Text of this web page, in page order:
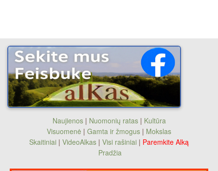
Naujienos| Nuomonių ratas| Kultūra
Visuomenė | Gamta ir žmogus | Mokslas
Skaitiniai | VideoAlkas | Visi rašiniai | Paremkite Alką
Pradžia